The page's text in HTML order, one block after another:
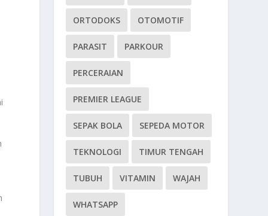
ORTODOKS OTOMOTIF
PARASIT PARKOUR
PERCERAIAN
PREMIER LEAGUE
SEPAK BOLA SEPEDA MOTOR
TEKNOLOGI TIMUR TENGAH
TUBUH VITAMIN WAJAH
WHATSAPP